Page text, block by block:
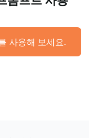
사용해 보세요.